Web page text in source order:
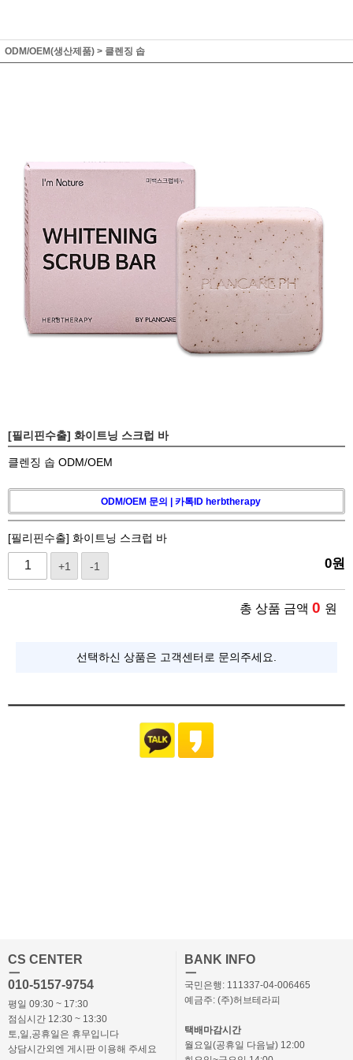
ODM/OEM(생산제품) > 클렌징 솝
[필리핀수출] 화이트닝 스크럽 바
클렌징 솝 ODM/OEM
ODM/OEM 문의 | 카톡ID herbtherapy
[필리핀수출] 화이트닝 스크럽 바
+1 -1 0원
총 상품 금액 0 원
선택하신 상품은 고객센터로 문의주세요.
CS CENTER
ㅡ
010-5157-9754
평일 09:30 ~ 17:30
점심시간 12:30 ~ 13:30
토,일,공휴일은 휴무입니다
상담시간외엔 게시판 이용해 주세요
BANK INFO
ㅡ
국민은행: 111337-04-006465
예금주: (주)허브테라피
택배마감시간
월요일(공휴일 다음날) 12:00